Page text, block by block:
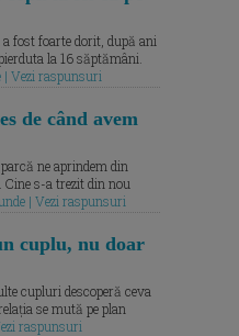
fost foarte dorit, după ani
la 16 săptămâni.
| Vezi raspunsuri
de când avem
ne aprindem din
s-a trezit din nou
| Vezi raspunsuri
cuplu, nu doar
cupluri descoperă ceva
se mută pe plan
raspunsuri